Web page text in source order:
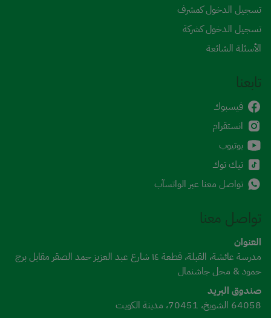
تسجيل الدخول كمشرف
تسجيل الدخول كشركة
الأسئلة الشائعة
تابعنا
فيسبوك
انستقرام
يوتيوب
تيك توك
تواصل معنا عبر الواتسآب
تواصل معنا
العنوان
مدرسة عائشة، القبلة، قطعة ١٤ شارع عبد العزيز حمد الصقر مقابل برج
حمود & محل جاشنمال
صندوق البريد
64058 الشويخ، 70451، مدينة الكويت